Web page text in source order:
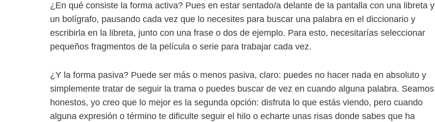
¿En qué consiste la forma activa? Pues en estar sentado/a delante de la pantalla con una libreta y
un bolígrafo, pausando cada vez que lo necesites para buscar una palabra en el diccionario y
escribirla en la libreta, junto con una frase o dos de ejemplo. Para esto, necesitarías seleccionar
pequeños fragmentos de la película o serie para trabajar cada vez.
¿Y la forma pasiva? Puede ser más o menos pasiva, claro: puedes no hacer nada en absoluto y
simplemente tratar de seguir la trama o puedes buscar de vez en cuando alguna palabra. Seamos
honestos, yo creo que lo mejor es la segunda opción: disfruta lo que estás viendo, pero cuando
alguna expresión o término te dificulte seguir el hilo o echarte unas risas donde sabes que ha